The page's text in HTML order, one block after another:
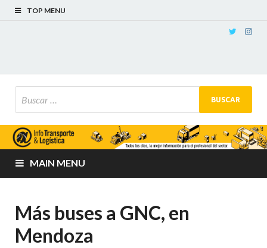
TOP MENU
MAIN MENU
Más buses a GNC, en
Mendoza